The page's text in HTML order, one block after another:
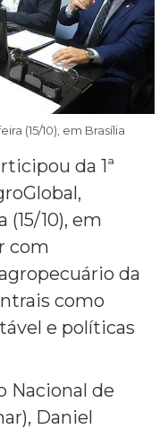
(15/10), em Brasília
da 1ª
10), em
com
da
como
e políticas
Nacional de
Daniel